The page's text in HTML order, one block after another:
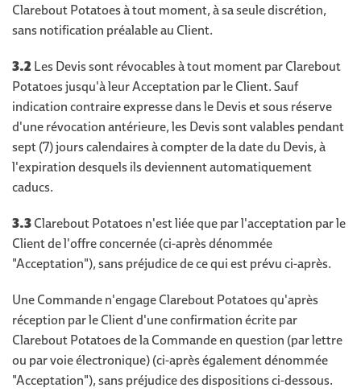
Clarebout Potatoes à tout moment, à sa seule discrétion,
sans notification préalable au Client.
3.2 Les Devis sont révocables à tout moment par Clarebout
Potatoes jusqu'à leur Acceptation par le Client. Sauf
indication contraire expresse dans le Devis et sous réserve
d'une révocation antérieure, les Devis sont valables pendant
sept (7) jours calendaires à compter de la date du Devis, à
l'expiration desquels ils deviennent automatiquement
caducs.
3.3Clarebout Potatoes n'est liée que par l'acceptation par le
Client de l'offre concernée (ci-après dénommée
"Acceptation"), sans préjudice de ce qui est prévu ci-après.
Une Commande n'engage Clarebout Potatoes qu'après
réception par le Client d'une confirmation écrite par
Clarebout Potatoes de la Commande en question (par lettre
ou par voie électronique) (ci-après également dénommée
"Acceptation"), sans préjudice des dispositions ci-dessous.